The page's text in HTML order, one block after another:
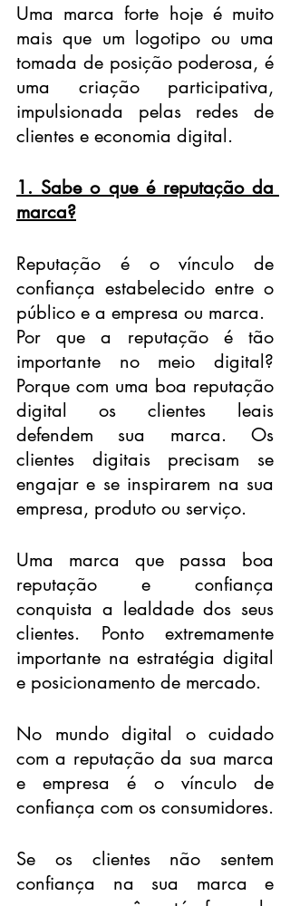
Uma marca forte hoje é muito
mais que um logotipo ou uma
tomada de posição poderosa, é
uma criação participativa,
impulsionada pelas redes de
clientes e economia digital.
1. Sabe o que é reputação da
marca?
Reputação é o vínculo de
confiança estabelecido entre o
público e a empresa ou marca.
Por que a reputação é tão
importante no meio digital?
Porque com uma boa reputação
digital os clientes leais
defendem sua marca. Os
clientes digitais precisam se
engajar e se inspirarem na sua
empresa, produto ou serviço.
Uma marca que passa boa
reputação e confiança
conquista a lealdade dos seus
clientes. Ponto extremamente
importante na estratégia digital
e posicionamento de mercado.
No mundo digital o cuidado
com a reputação da sua marca
e empresa é o vínculo de
confiança com os consumidores.
Se os clientes não sentem
confiança na sua marca e